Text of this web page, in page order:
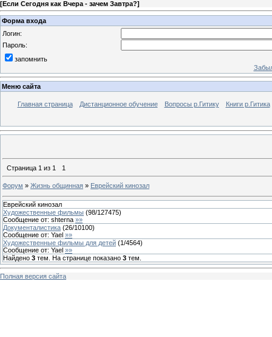
[Если Сегодня как Вчера - зачем Завтра?]
Форма входа
Логин:
Пароль:
запомнить
Меню сайта
Главная страница Дистанционное обучение Вопросы р.Гитику Книги р.Гитика
Страница 1 из 1 1
Форум » Жизнь общинная » Еврейский кинозал
Еврейский кинозал
Художественные фильмы (98/127475)
Сообщение от: shterna »»
Документалистика (26/10100)
Сообщение от: Yael »»
Художественные фильмы для детей (1/4564)
Сообщение от: Yael »»
Найдено 3 тем. На странице показано 3 тем.
Полная версия сайта